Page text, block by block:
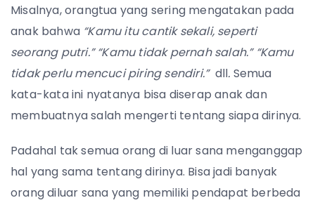
Misalnya, orangtua yang sering mengatakan pada
anak bahwa “Kamu itu cantik sekali, seperti
seorang putri.” “Kamu tidak pernah salah.” “Kamu
tidak perlu mencuci piring sendiri.” dll. Semua
kata-kata ini nyatanya bisa diserap anak dan
membuatnya salah mengerti tentang siapa dirinya.
Padahal tak semua orang di luar sana menganggap
hal yang sama tentang dirinya. Bisa jadi banyak
orang diluar sana yang memiliki pendapat berbeda